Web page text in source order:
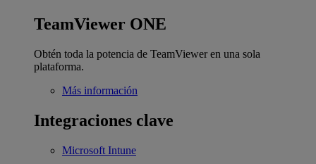
TeamViewer ONE
Obtén toda la potencia de TeamViewer en una sola
plataforma.
Más información
Integraciones clave
Microsoft Intune